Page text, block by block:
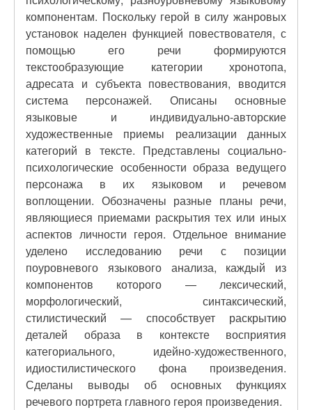
компонентам. Поскольку герой в силу жанровых
установок наделен функцией повествователя, с
помощью его речи формируются
текстообразующие категории хронотопа,
адресата и субъекта повествования, вводится
система персонажей. Описаны основные
языковые и индивидуально-авторские
художественные приемы реализации данных
категорий в тексте. Представлены социально-
психологические особенности образа ведущего
персонажа в их языковом и речевом
воплощении. Обозначены разные планы речи,
являющиеся приемами раскрытия тех или иных
аспектов личности героя. Отдельное внимание
уделено исследованию речи с позиции
поуровневого языкового анализа, каждый из
компонентов которого — лексический,
морфологический, синтаксический,
стилистический — способствует раскрытию
деталей образа в контексте восприятия
категориального, идейно-художественного,
идиостилистического фона произведения.
Сделаны выводы об основных функциях
речевого портрета главного героя произведения.